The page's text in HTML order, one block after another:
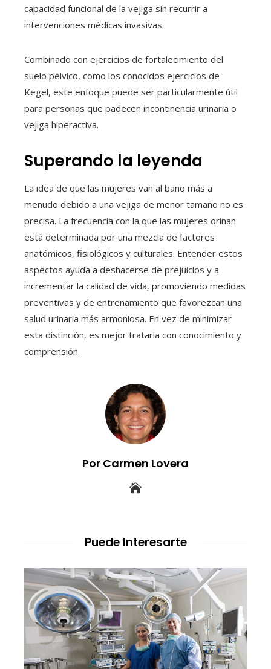
capacidad funcional de la vejiga sin recurrir a
intervenciones médicas invasivas.
Combinado con ejercicios de fortalecimiento del
suelo pélvico, como los conocidos ejercicios de
Kegel, este enfoque puede ser particularmente útil
para personas que padecen incontinencia urinaria o
vejiga hiperactiva.
Superando la leyenda
La idea de que las mujeres van al baño más a
menudo debido a una vejiga de menor tamaño no es
precisa. La frecuencia con la que las mujeres orinan
está determinada por una mezcla de factores
anatómicos, fisiológicos y culturales. Entender estos
aspectos ayuda a deshacerse de prejuicios y a
incrementar la calidad de vida, promoviendo medidas
preventivas y de entrenamiento que favorezcan una
salud urinaria más armoniosa. En vez de minimizar
esta distinción, es mejor tratarla con conocimiento y
comprensión.
Por Carmen Lovera
Puede Interesarte